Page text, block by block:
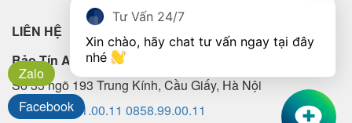
LIÊN HỆ
Bảo Tín Audio
Số 33 ngõ 193 Trung Kính, Cầu Giấy, Hà Nội
SĐT:0826.11.00.11 0858.99.00.11
Zalo
Facebook
Tư Vấn 24/7
Xin chào, hãy chat tư vấn ngay tại đây
nhé